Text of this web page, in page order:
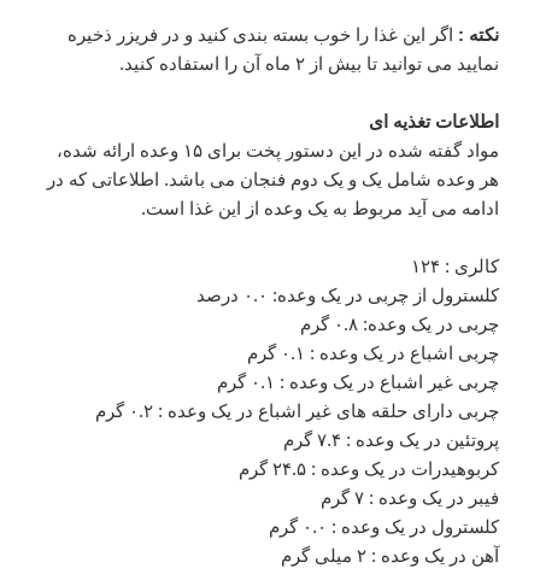
نکته : اگر این غذا را خوب بسته بندی کنید و در فریزر ذخیره
نمایید می توانید تا بیش از ۲ ماه آن را استفاده کنید.
اطلاعات تغذیه ای
مواد گفته شده در این دستور پخت برای ۱۵ وعده ارائه شده،
هر وعده شامل یک و یک دوم فنجان می باشد. اطلاعاتی که در
ادامه می آید مربوط به یک وعده از این غذا است.
کالری : ۱۲۴
کلسترول از چربی در یک وعده: ۰.۰ درصد
چربی در یک وعده: ۰.۸ گرم
چربی اشباع در یک وعده : ۰.۱ گرم
چربی غیر اشباع در یک وعده : ۰.۱ گرم
چربی دارای حلقه های غیر اشباع در یک وعده : ۰.۲ گرم
پروتئین در یک وعده : ۷.۴ گرم
کربوهیدرات در یک وعده : ۲۴.۵ گرم
فیبر در یک وعده : ۷ گرم
کلسترول در یک وعده : ۰.۰ گرم
آهن در یک وعده : ۲ میلی گرم